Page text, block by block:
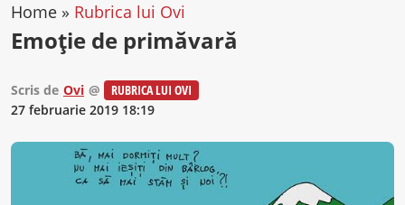
Home » Rubrica lui Ovi
Emoție de primăvară
Scris de Ovi @
RUBRICA LUI OVI
27 februarie 2019 18:19